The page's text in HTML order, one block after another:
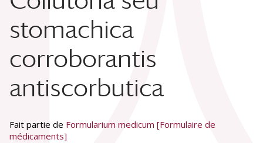
stomachica
corroborantis
antiscorbutica
Fait partie de Formularium medicum [Formulaire de
médicaments]